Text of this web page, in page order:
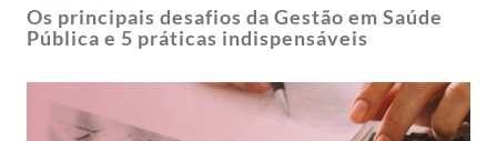
Os principais desafios da Gestão em Saúde
Pública e 5 práticas indispensáveis